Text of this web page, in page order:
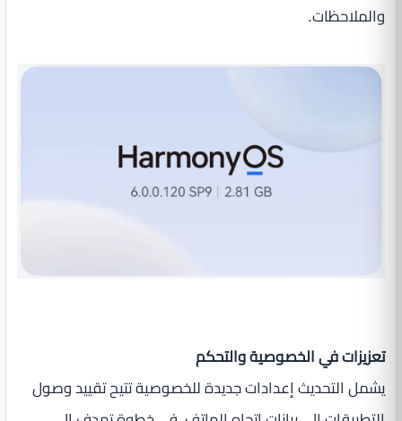
والملاحظات.
تعزيزات في الخصوصية والتحكم
يشمل التحديث إعدادات جديدة للخصوصية تتيح تقييد وصول